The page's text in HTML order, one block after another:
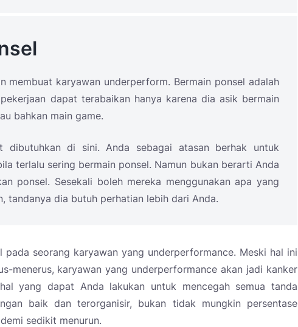
membuat karyawan underperform. Bermain ponsel adalah
dapat terabaikan hanya karena dia asik bermain
bahkan main game.
dibutuhkan di sini. Anda sebagai atasan berhak untuk
terlalu sering bermain ponsel. Namun bukan berarti Anda
ponsel. Sesekali boleh mereka menggunakan apa yang
tandanya dia butuh perhatian lebih dari Anda.
seorang karyawan yang underperformance. Meski hal ini
menerus, karyawan yang underperformance akan jadi kanker
yang dapat Anda lakukan untuk mencegah semua tanda
baik dan terorganisir, bukan tidak mungkin persentase
sedikit menurun.